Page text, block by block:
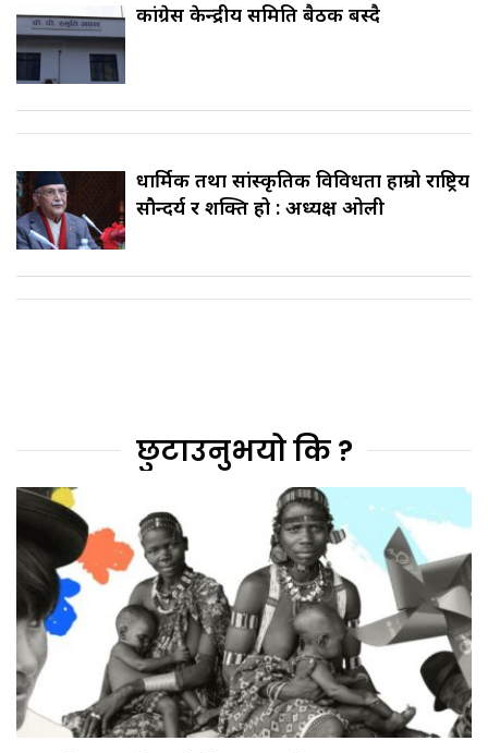
कांग्रेस केन्द्रीय समिति बैठक बस्दै
धार्मिक तथा सांस्कृतिक विविधता हाम्रो राष्ट्रिय
सौन्दर्य र शक्ति हो : अध्यक्ष ओली
छुटाउनुभयो कि ?